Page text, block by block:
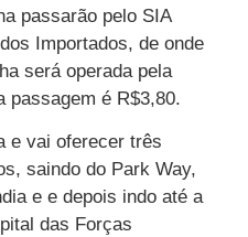
passarão pelo SIA
Importados, de onde
será operada pela
passagem é R$3,80.
e vai oferecer três
saindo do Park Way,
e e depois indo até a
das Forças